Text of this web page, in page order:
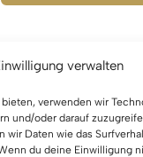
verwalten
verwenden wir
und/oder darauf
wir Daten wie das
du deine Einwilligung